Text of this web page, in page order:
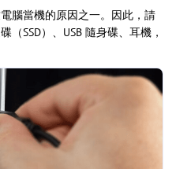
腦當機的原因之一。因此，請
SSD）、USB 隨身碟、耳機，